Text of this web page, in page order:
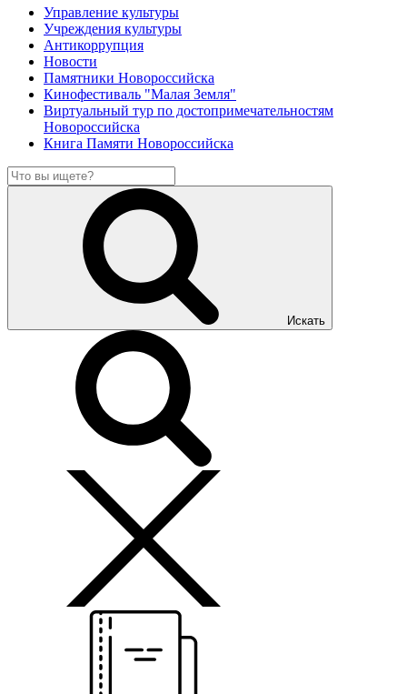
Управление культуры
Учреждения культуры
Антикоррупция
Новости
Памятники Новороссийска
Кинофестиваль "Малая Земля"
Виртуальный тур по достопримечательностям
Новороссийска
Книга Памяти Новороссийска
Искать